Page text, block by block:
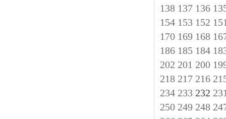
136
137
138
151
152
153
154
168
169
170
184
185
186
200
201
202
216
217
218
231
233
234
248
249
250